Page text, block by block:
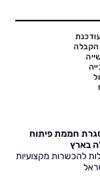
הקבלה
חממת פיתוח
בארץ
להכשרות מקצועיות